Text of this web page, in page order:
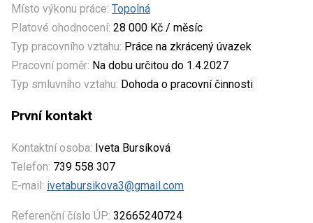
Místo výkonu práce: Topolná
Platové ohodnocení: 28 000 Kč / měsíc
Typ pracovního vztahu: Práce na zkrácený úvazek
Pracovní poměr: Na dobu určitou do 1.4.2027
Typ smluvního vztahu: Dohoda o pracovní činnosti
První kontakt
Kontaktní osoba: Iveta Bursíková
Telefon: 739 558 307
E-mail: ivetabursikova3@gmail.com
Referenční číslo ÚP: 32665240724